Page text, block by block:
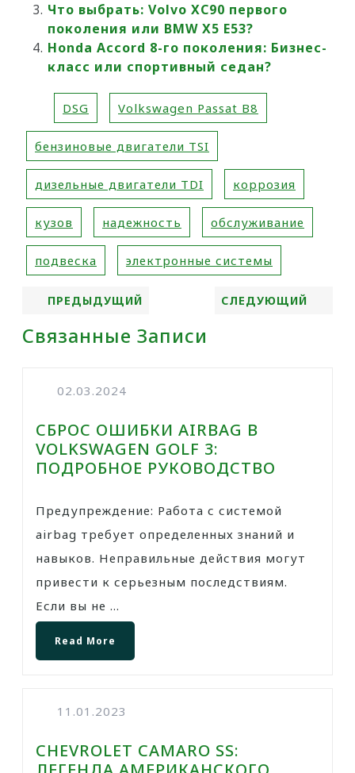
Что выбрать: Volvo XC90 первого
поколения или BMW X5 E53?
Honda Accord 8-го поколения: Бизнес-
класс или спортивный седан?
DSG Volkswagen Passat B8
бензиновые двигатели TSI
дизельные двигатели TDI коррозия
кузов надежность обслуживание
подвеска электронные системы
ПРЕДЫДУЩИЙ СЛЕДУЮЩИЙ
Связанные Записи
02.03.2024
СБРОС ОШИБКИ AIRBAG В
VOLKSWAGEN GOLF 3:
ПОДРОБНОЕ РУКОВОДСТВО
Предупреждение: Работа с системой
airbag требует определенных знаний и
навыков. Неправильные действия могут
привести к серьезным последствиям.
Если вы не ...
Read More
11.01.2023
CHEVROLET CAMARO SS: